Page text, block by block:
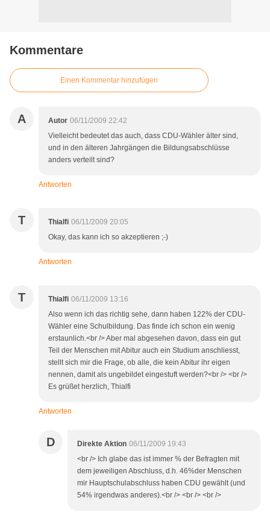
Kommentare
Einen Kommentar hinzufügen
A Autor 06/11/2009 22:42
Vielleicht bedeutet das auch, dass CDU-Wähler älter sind,
und in den älteren Jahrgängen die Bildungsabschlüsse
anders verteilt sind?
Antworten
T Thialfi 06/11/2009 20:05
Okay, das kann ich so akzeptieren ;-)
Antworten
T Thialfi 06/11/2009 13:16
Also wenn ich das richtig sehe, dann haben 122% der CDU-
Wähler eine Schulbildung. Das finde ich schon ein wenig
erstaunlich.<br /> Aber mal abgesehen davon, dass ein gut
Teil der Menschen mit Abitur auch ein Studium anschliesst,
stellt sich mir die Frage, ob alle, die kein Abitur ihr eigen
nennen, damit als ungebildet eingestuft werden?<br /> <br />
Es grüßet herzlich, Thialfi
Antworten
D Direkte Aktion 06/11/2009 19:43
<br /> Ich glabe das ist immer % der Befragten mit
dem jeweiligen Abschluss, d.h. 46%der Menschen
mir Hauptschulabschluss haben CDU gewählt (und
54% irgendwas anderes).<br /> <br /> <br />